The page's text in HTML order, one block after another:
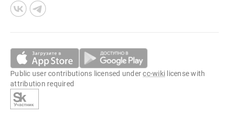
Public user contributions licensed undercc-wiki license with
attribution required